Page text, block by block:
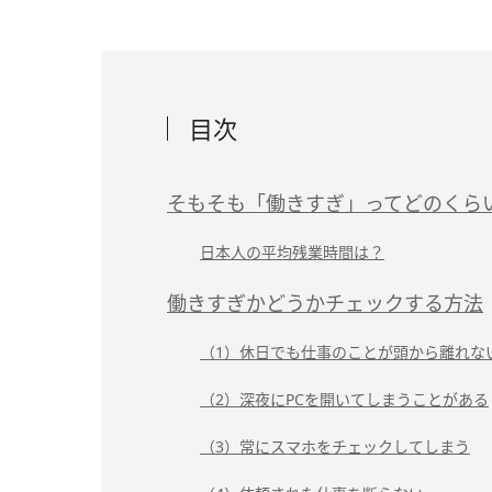
目次
そもそも「働きすぎ」ってどのくら
日本人の平均残業時間は？
働きすぎかどうかチェックする方法
（1）休日でも仕事のことが頭から離れな
（2）深夜にPCを開いてしまうことがある
（3）常にスマホをチェックしてしまう